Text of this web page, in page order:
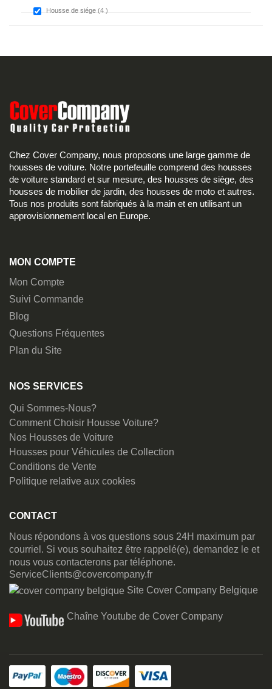
Housse de siége 4 items
Chez Cover Company, nous proposons une large gamme de
housses de voiture. Notre portefeuille comprend des housses
de voiture standard et sur mesure, des housses de siège, des
housses de mobilier de jardin, des housses de moto et autres.
Tous nos produits sont fabriqués à la main et en utilisant un
approvisionnement local en Europe.
MON COMPTE
Mon Compte
Suivi Commande
Blog
Questions Fréquentes
Plan du Site
NOS SERVICES
Qui Sommes-Nous?
Comment Choisir Housse Voiture?
Nos Housses de Voiture
Housses pour Véhicules de Collection
Conditions de Vente
Politique relative aux cookies
CONTACT
Nous répondons à vos questions sous 24H maximum par
courriel. Si vous souhaitez être rappelé(e), demandez le et
nous vous contacterons par téléphone.
ServiceClients@covercompany.fr
Site Cover Company Belgique
Chaîne Youtube de Cover Company